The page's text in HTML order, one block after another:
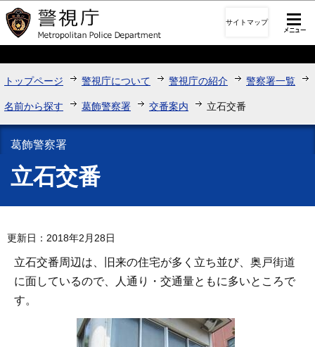
このページの本文へ移動
サイトマップ
トップページ 警視庁について 警視庁の紹介 警察署一覧
名前から探す 葛飾警察署 交番案内 立石交番
葛飾警察署
立石交番
更新日：2018年2月28日
立石交番周辺は、旧来の住宅が多く立ち並び、奥戸街道
に面しているので、人通り・交通量ともに多いところで
す。